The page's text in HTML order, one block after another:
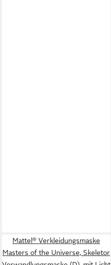
Mattel® Verkleidungsmaske
Masters of the Universe, Skeletor